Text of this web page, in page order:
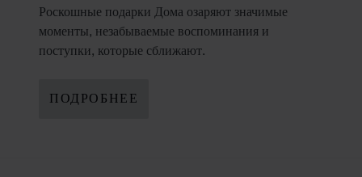
Роскошные подарки Дома озаряют значимые
моменты, незабываемые воспоминания и
поступки, которые сближают.
ПОДРОБНЕЕ